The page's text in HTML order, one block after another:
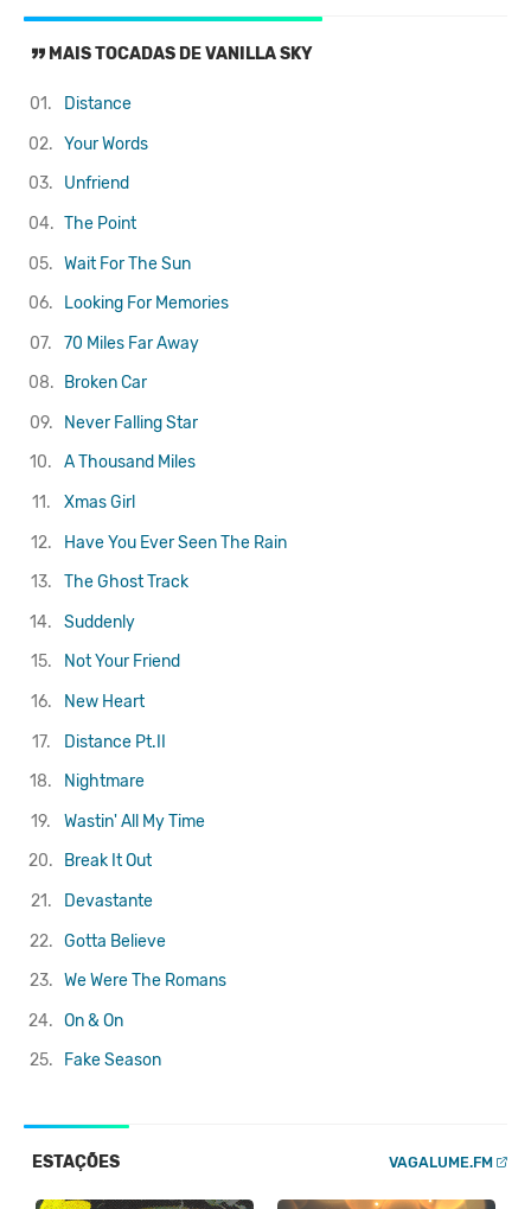
MAIS TOCADAS DE VANILLA SKY
01.
Distance
02.
Your Words
03.
Unfriend
04. The Point
05.
Wait For The Sun
06.
Looking For Memories
07.
70 Miles Far Away
08.
Broken Car
09.
Never Falling Star
10.
A Thousand Miles
11.
Xmas Girl
12.
Have You Ever Seen The Rain
13.
The Ghost Track
14.
Suddenly
15.
Not Your Friend
16.
New Heart
17.
Distance Pt.II
18.
Nightmare
19.
Wastin' All My Time
20.
Break It Out
21.
Devastante
22.
Gotta Believe
23.
We Were The Romans
24.
On & On
25.
Fake Season
ESTAÇÕES VAGALUME.FM